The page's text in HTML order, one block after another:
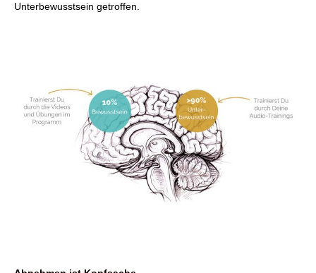
Unterbewusstsein getroffen.